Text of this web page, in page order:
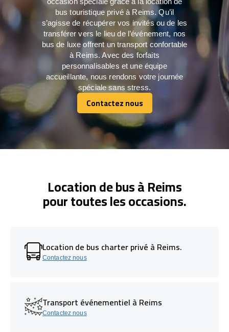
bus touristique privé à Reims. Qu’il
s’agisse de récupérer vos invités ou de les
transférer vers le lieu de l’événement, nos
bus de luxe offrent un transport confortable
à Reims. Avec des forfaits
personnalisables et une équipe
accueillante, nous rendons votre journée
spéciale sans stress.
Contactez nous
Contactez nous
Location de bus à Reims
pour toutes les occasions.
Location de bus charter privé à Reims.
Contactez nous
Transport événementiel à Reims
Contactez nous